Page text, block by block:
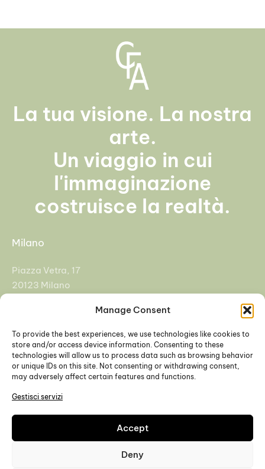
Manage Consent
To provide the best experiences, we use technologies like cookies to
store and/or access device information. Consenting to these
technologies will allow us to process data such as browsing behavior
or unique IDs on this site. Not consenting or withdrawing consent,
may adversely affect certain features and functions.
Gestisci servizi
Accept
Deny
La tua visione. La nostra
arte.
Un viaggio in cui
l'immaginazione
costruisce la realtà.
Milano
Piazza Vetra, 17
20123 Milano
Padova
Padova